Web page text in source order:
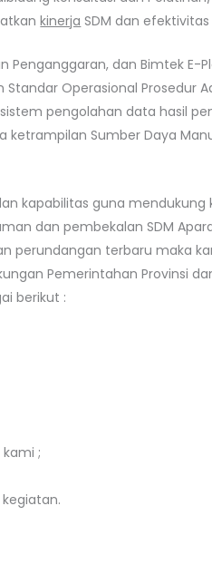
kinerja SDM dan
dan Bimtek E-
Operasional Prosedur
sistem pengolahan data hasil
Sumber Daya
kapabilitas guna mendukung
dan pembekalan SDM
perundangan terbaru maka
Pemerintahan Provinsi
berikut :
;